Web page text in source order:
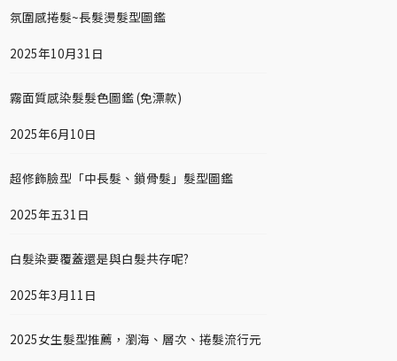
氛圍感捲髮~長髮燙髮型圖鑑
2025年10月31日
霧面質感染髮髮色圖鑑 (免漂款)
2025年6月10日
超修飾臉型「中長髮、鎖骨髮」髮型圖鑑
2025年五31日
白髮染要覆蓋還是與白髮共存呢?
2025年3月11日
2025女生髮型推薦，瀏海、層次、捲髮流行元